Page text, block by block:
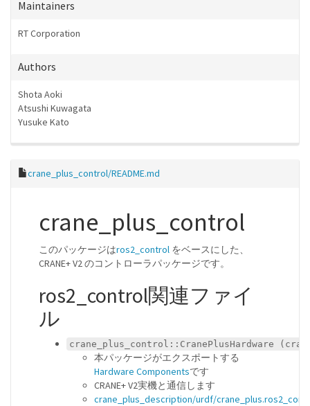
Maintainers
RT Corporation
Authors
Shota Aoki
Atsushi Kuwagata
Yusuke Kato
crane_plus_control/README.md
crane_plus_control
このパッケージはros2_control をベースにした、
CRANE+ V2 のコントローラパッケージです。
ros2_control関連ファイ
ル
crane_plus_control::CranePlusHardware
本パッケージがエクスポートする
Hardware Componentsです
CRANE+ V2実機と通信します
crane_plus_description/urdf/